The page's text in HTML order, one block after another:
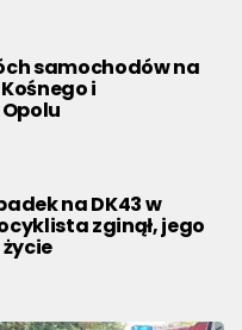
samochodów na
i
na DK43 w
zginął, jego